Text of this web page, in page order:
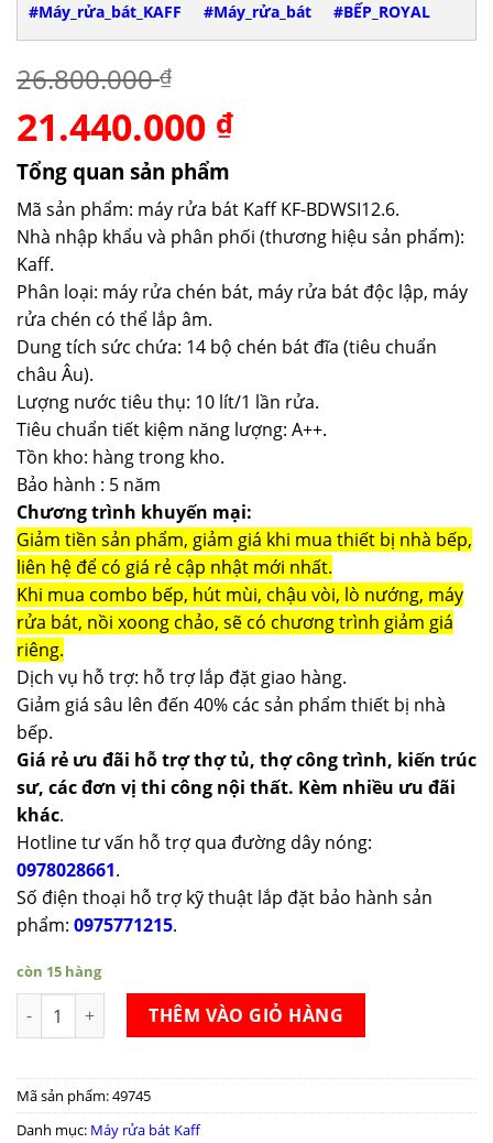
#Máy_rửa_bát_KAFF #Máy_rửa_bát #BẾP_ROYAL
26.800.000₫
Giá
gốc
là:
26.800.000 ₫.
21.440.000 ₫Giá
là:
21.440.000 ₫.
Tổng quan sản phẩm
Mã sản phẩm: máy rửa bát Kaff KF-BDWSI12.6.
Nhà nhập khẩu và phân phối (thương hiệu sản phẩm):
Kaff.
Phân loại: máy rửa chén bát, máy rửa bát độc lập, máy
rửa chén có thể lắp âm.
Dung tích sức chứa: 14 bộ chén bát đĩa (tiêu chuẩn
châu Âu).
Lượng nước tiêu thụ: 10 lít/1 lần rửa.
Tiêu chuẩn tiết kiệm năng lượng: A++.
Tồn kho: hàng trong kho.
Bảo hành : 5 năm
Chương trình khuyến mại:
Giảm tiền sản phẩm, giảm giá khi mua thiết bị nhà bếp,
liên hệ để có giá rẻ cập nhật mới nhất.
Khi mua combo bếp, hút mùi, chậu vòi, lò nướng, máy
rửa bát, nồi xoong chảo, sẽ có chương trình giảm giá
riêng.
Dịch vụ hỗ trợ: hỗ trợ lắp đặt giao hàng.
Giảm giá sâu lên đến 40% các sản phẩm thiết bị nhà
bếp.
Giá rẻ ưu đãi hỗ trợ thợ tủ, thợ công trình, kiến trúc
sư, các đơn vị thi công nội thất. Kèm nhiều ưu đãi
khác.
Hotline tư vấn hỗ trợ qua đường dây nóng:
0978028661.
Số điện thoại hỗ trợ kỹ thuật lắp đặt bảo hành sản
phẩm: 0975771215.
còn 15 hàng
Máy rửa bát Kaff KF-BDWSI12.6 số lượng
THÊM VÀO GIỎ HÀNG
Mã sản phẩm:49745
Danh mục: Máy rửa bát Kaff